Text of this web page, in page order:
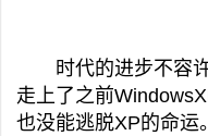
时代的进步不容许
走上了之前
也没能逃脱XP的命运。